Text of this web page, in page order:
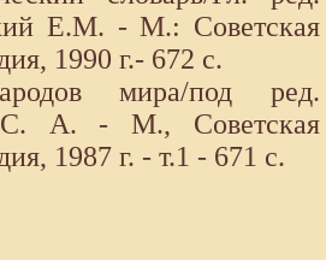
Е.М. - М.: Советская
1990 г.- 672 с.
мира/под ред.
С. А. - М., Советская
1987 г. - т.1 - 671 с.